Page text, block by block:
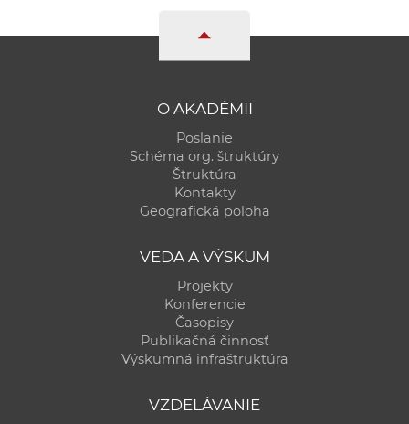
O AKADÉMII
Poslanie
Schéma org. štruktúry
Štruktúra
Kontakty
Geografická poloha
VEDA A VÝSKUM
Projekty
Konferencie
Časopisy
Publikačná činnosť
Výskumná infraštruktúra
VZDELÁVANIE